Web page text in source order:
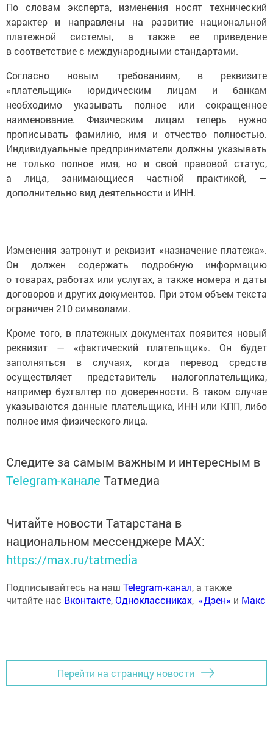
По словам эксперта, изменения носят технический
характер и направлены на развитие национальной
платежной системы, а также ее приведение
в соответствие с международными стандартами.
Согласно новым требованиям, в реквизите
«плательщик» юридическим лицам и банкам
необходимо указывать полное или сокращенное
наименование. Физическим лицам теперь нужно
прописывать фамилию, имя и отчество полностью.
Индивидуальные предприниматели должны указывать
не только полное имя, но и свой правовой статус,
а лица, занимающиеся частной практикой, —
дополнительно вид деятельности и ИНН.
Изменения затронут и реквизит «назначение платежа».
Он должен содержать подробную информацию
о товарах, работах или услугах, а также номера и даты
договоров и других документов. При этом объем текста
ограничен 210 символами.
Кроме того, в платежных документах появится новый
реквизит — «фактический плательщик». Он будет
заполняться в случаях, когда перевод средств
осуществляет представитель налогоплательщика,
например бухгалтер по доверенности. В таком случае
указываются данные плательщика, ИНН или КПП, либо
полное имя физического лица.
Следите за самым важным и интересным в
Telegram-канале Татмедиа
Читайте новости Татарстана в
национальном мессенджере MАХ:
https://max.ru/tatmedia
Подписывайтесь на наш Telegram-канал, а также
читайте нас Вконтакте,Одноклассниках, «Дзен» и Макс
Перейти на страницу новости